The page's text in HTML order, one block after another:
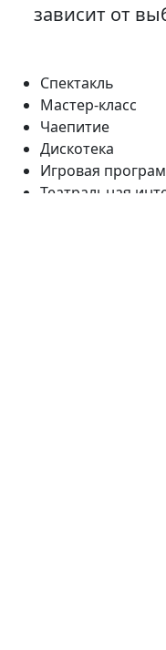
зависит от
Спектакль
Мастер-класс
Чаепитие
Дискотека
Игровая
Театральная